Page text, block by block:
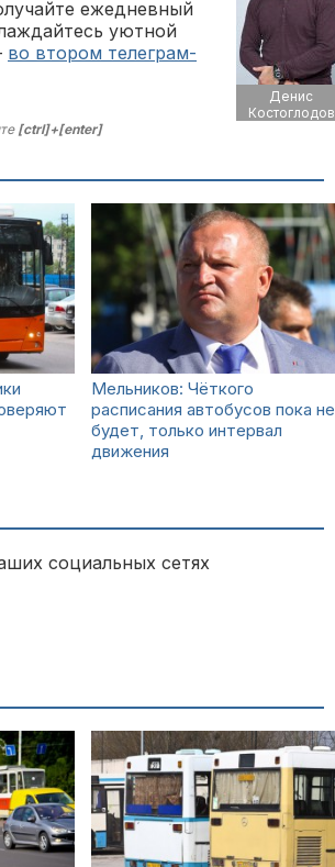
Денис
Костоглодов
ежедневный
уютной
во втором телеграм-
[ctrl]+[enter]
Мельников: Чёткого
расписания автобусов пока не
будет, только интервал
движения
социальных сетях